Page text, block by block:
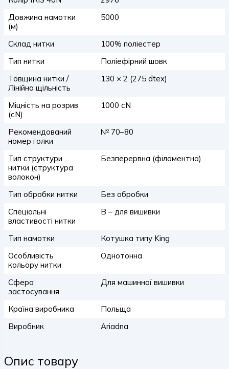
Довжина намотки
(м)
5000
Склад нитки
100% поліестер
Тип нитки
Поліефірний шовк
Товщина нитки /
Лінійна щільність
130 × 2 (275 dtex)
Міцність на розрив
(сN)
1000 сN
Рекомендований
номер голки
№ 70–80
Тип структури
нитки (структура
волокон)
Безперервна (філаментна)
Тип обробки нитки
Без обробки
Спеціальні
властивості нитки
B – для вишивки
Тип намотки
Котушка типу King
Особливість
кольору нитки
Однотонна
Сфера
застосування
Для машинної вишивки
Країна виробника
Польща
Виробник
Ariadna
Опис товару